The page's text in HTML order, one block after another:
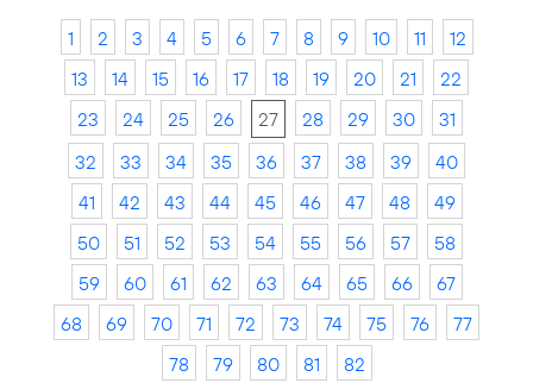
1 2 3 4 5 6 7 8 9 10 11
12
13
14 15 16 17 18 19 20 21
22
23
24 25 26 27 28 29 30
31
32
33 34 35 36 37 38 39
40
41
42 43 44 45 46 47 48
49
50
51 52 53 54 55 56 57
58
59
60 61 62 63 64 65 66
67
68
69 70 71 72 73 74 75 76
77
78
79 80 81 82